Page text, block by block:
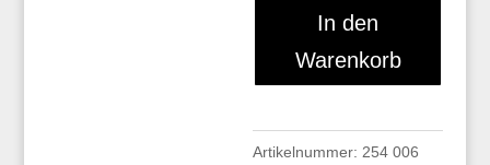
In den
Warenkorb
Artikelnummer: 254 006